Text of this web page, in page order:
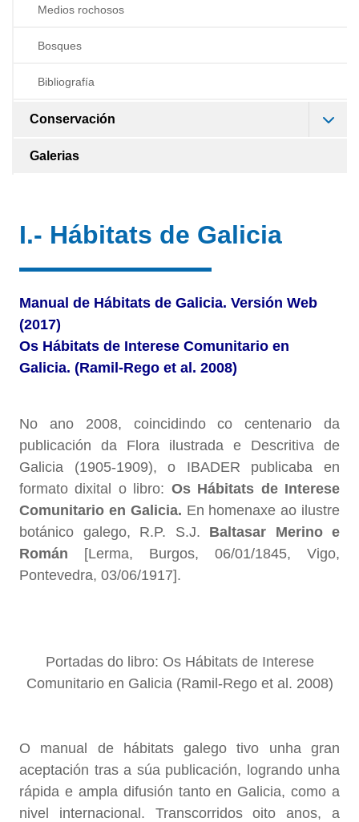
Medios rochosos
Bosques
Bibliografía
Conservación
Galerias
I.- Hábitats de Galicia
Manual de Hábitats de Galicia. Versión Web
(2017)
Os Hábitats de Interese Comunitario en
Galicia. (Ramil-Rego et al. 2008)
No ano 2008, coincidindo co centenario da
publicación da Flora ilustrada e Descritiva de
Galicia (1905-1909), o IBADER publicaba en
formato dixital o libro: Os Hábitats de Interese
Comunitario en Galicia. En homenaxe ao ilustre
botánico galego, R.P. S.J. Baltasar Merino e
Román [Lerma, Burgos, 06/01/1845, Vigo,
Pontevedra, 03/06/1917].
Portadas do libro: Os Hábitats de Interese
Comunitario en Galicia (Ramil-Rego et al. 2008)
O manual de hábitats galego tivo unha gran
aceptación tras a súa publicación, logrando unha
rápida e ampla difusión tanto en Galicia, como a
nivel internacional. Transcorridos oito anos, a